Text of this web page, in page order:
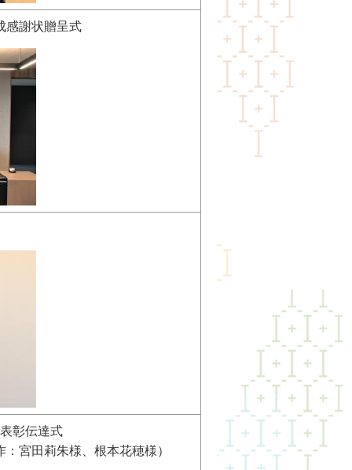
感謝状贈呈式
彰伝達式
宮田莉朱様、根本花穂様）